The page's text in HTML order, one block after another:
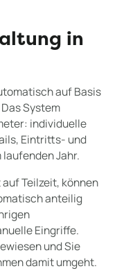
in
auf Basis
System
individuelle
Eintritts- und
Jahr.
Teilzeit, können
anteilig
Eingriffe.
und Sie
damit umgeht.